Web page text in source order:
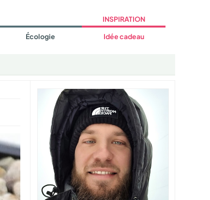
Écologie
INSPIRATION
Idée cadeau